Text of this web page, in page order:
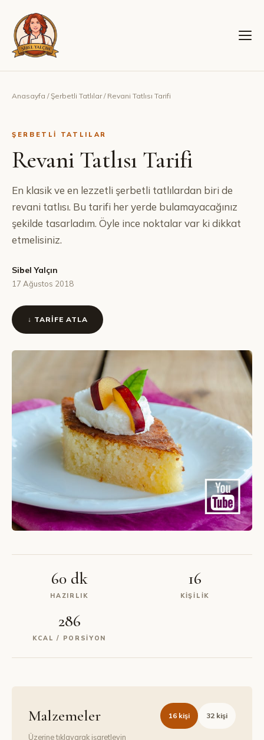
Anasayfa /Şerbetli Tatlılar/ Revani Tatlısı Tarifi
ŞERBETLI TATLILAR
Revani Tatlısı Tarifi
En klasik ve en lezzetli şerbetli tatlılardan biri de
revani tatlısı. Bu tarifi her yerde bulamayacağınız
şekilde tasarladım. Öyle ince noktalar var ki dikkat
etmelisiniz.
Sibel Yalçın
17 Ağustos 2018
↓ TARIFE ATLA
60 dk
HAZIRLIK
16
KIŞILIK
286
KCAL / PORSIYON
Malzemeler 16 kişi 32 kişi
Üzerine tıklayarak işaretleyin